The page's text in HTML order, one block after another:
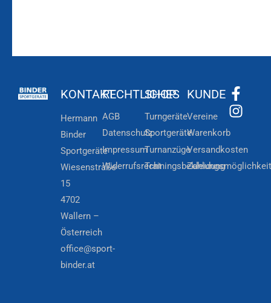
KONTAKT
Hermann
Binder
Sportgeräte
Wiesenstraße
15
4702
Wallern –
Österreich
office@sport-
binder.at
RECHTLICHES
AGB
Datenschutz
Impressum
Widerrufsrecht
SHOP
Turngeräte
Sportgeräte
Turnanzüge
Trainingsbekleidung
KUNDE
Vereine
Warenkorb
Versandkosten